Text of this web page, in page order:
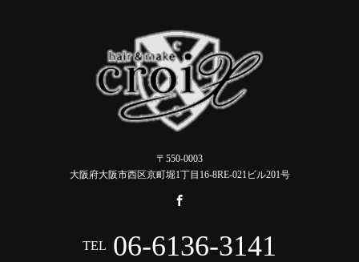
〒550-0003
大阪府大阪市西区京町堀1丁目16-8RE-021ビル201号
TEL 06-6136-3141